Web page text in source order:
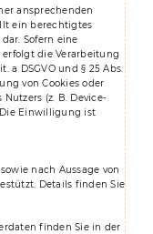
ansprechenden
ein berechtigtes
Sofern eine
die Verarbeitung
a DSGVO und § 25 Abs.
von Cookies oder
(z. B. Device-
Einwilligung ist
nach Aussage von
Details finden Sie
finden Sie in der